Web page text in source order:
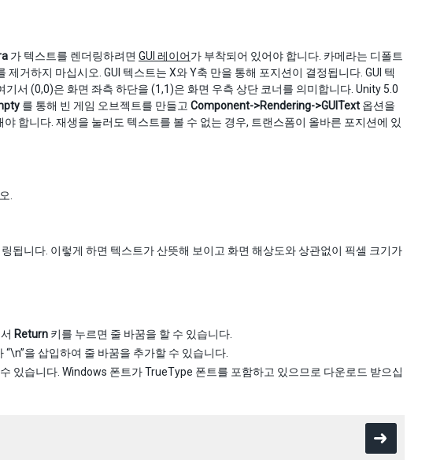
가 텍스트를 렌더링하려면 GUI 레이어가 부착되어 있어야 합니다. 카메라는 디폴트
거하지 마십시오. GUI 텍스트는 X와 Y축 만을 통해 포지션이 결정됩니다. GUI 텍
서 (0,0)은 화면 좌측 하단을 (1,1)은 화면 우측 상단 코너를 의미합니다. Unity 5.0
를 통해 빈 게임 오브젝트를 만들고 Component->Rendering->GUIText 옵션을
합니다. 재생을 눌러도 텍스트를 볼 수 없는 경우, 트랜스폼이 올바른 포지션에 있
.
됩니다. 이렇게 하면 텍스트가 산뜻해 보이고 화면 해상도와 상관없이 픽셀 크기가
Return 키를 누르면 줄 바꿈을 할 수 있습니다.
을 삽입하여 줄 바꿈을 추가할 수 있습니다.
있습니다. Windows 폰트가 TrueType 폰트를 포함하고 있으므로 다운로드 받으십